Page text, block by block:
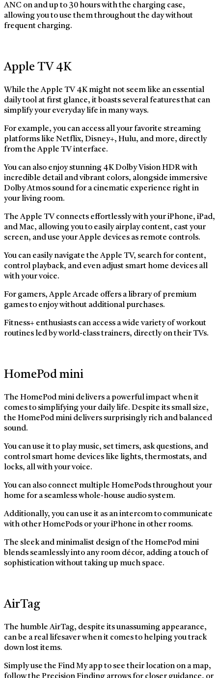
ANC on and up to 30 hours with the charging case,
allowing you to use them throughout the day without
frequent charging.
Apple TV 4K
While the Apple TV 4K might not seem like an essential
daily tool at first glance, it boasts several features that can
simplify your everyday life in many ways.
For example, you can access all your favorite streaming
platforms like Netflix, Disney+, Hulu, and more, directly
from the Apple TV interface.
You can also enjoy stunning 4K Dolby Vision HDR with
incredible detail and vibrant colors, alongside immersive
Dolby Atmos sound for a cinematic experience right in
your living room.
The Apple TV connects effortlessly with your iPhone, iPad,
and Mac, allowing you to easily airplay content, cast your
screen, and use your Apple devices as remote controls.
You can easily navigate the Apple TV, search for content,
control playback, and even adjust smart home devices all
with your voice.
For gamers, Apple Arcade offers a library of premium
games to enjoy without additional purchases.
Fitness+ enthusiasts can access a wide variety of workout
routines led by world-class trainers, directly on their TVs.
HomePod mini
The HomePod mini delivers a powerful impact when it
comes to simplifying your daily life. Despite its small size,
the HomePod mini delivers surprisingly rich and balanced
sound.
You can use it to play music, set timers, ask questions, and
control smart home devices like lights, thermostats, and
locks, all with your voice.
You can also connect multiple HomePods throughout your
home for a seamless whole-house audio system.
Additionally, you can use it as an intercom to communicate
with other HomePods or your iPhone in other rooms.
The sleek and minimalist design of the HomePod mini
blends seamlessly into any room décor, adding a touch of
sophistication without taking up much space.
AirTag
The humble AirTag, despite its unassuming appearance,
can be a real lifesaver when it comes to helping you track
down lost items.
Simply use the Find My app to see their location on a map,